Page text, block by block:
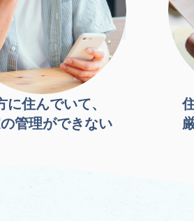
に住んでいて、
管理ができない